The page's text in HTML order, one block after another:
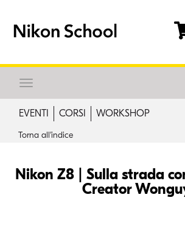
Toggle
navigation
EVENTI CORSI WORKSHOP
Torna all'indice
Nikon Z8 | Sulla strada
Creator